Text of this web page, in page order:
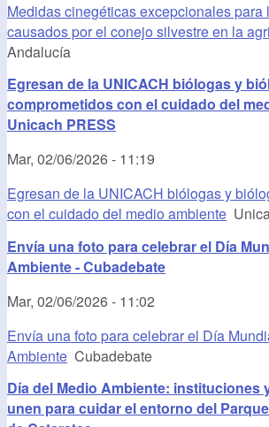
Medidas cinegéticas excepcionales para
causados por el conejo silvestre en la
Andalucía
Egresan de la UNICACH biólogas y
comprometidos con el cuidado del
Unicach PRESS
Mar, 02/06/2026 - 11:19
Egresan de la UNICACH biólogas y
con el cuidado del medio ambiente
Envía una foto para celebrar el Día
Ambiente - Cubadebate
Mar, 02/06/2026 - 11:02
Envía una foto para celebrar el Día
Ambiente Cubadebate
Día del Medio Ambiente: instituciones
unen para cuidar el entorno del